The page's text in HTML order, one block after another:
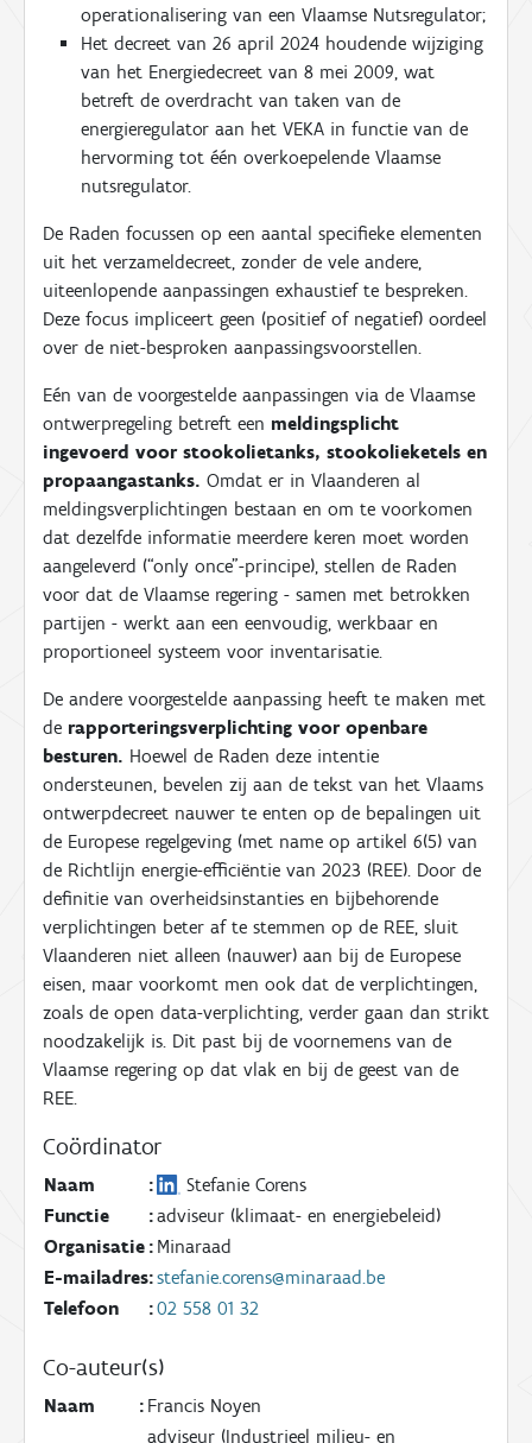
operationalisering van een Vlaamse Nutsregulator;
Het decreet van 26 april 2024 houdende wijziging
van het Energiedecreet van 8 mei 2009, wat
betreft de overdracht van taken van de
energieregulator aan het VEKA in functie van de
hervorming tot één overkoepelende Vlaamse
nutsregulator.
De Raden focussen op een aantal specifieke elementen
uit het verzameldecreet, zonder de vele andere,
uiteenlopende aanpassingen exhaustief te bespreken.
Deze focus impliceert geen (positief of negatief) oordeel
over de niet-besproken aanpassingsvoorstellen.
Eén van de voorgestelde aanpassingen via de Vlaamse
ontwerpregeling betreft een meldingsplicht
ingevoerd voor stookolietanks, stookolieketels en
propaangastanks. Omdat er in Vlaanderen al
meldingsverplichtingen bestaan en om te voorkomen
dat dezelfde informatie meerdere keren moet worden
aangeleverd (“only once”-principe), stellen de Raden
voor dat de Vlaamse regering - samen met betrokken
partijen - werkt aan een eenvoudig, werkbaar en
proportioneel systeem voor inventarisatie.
De andere voorgestelde aanpassing heeft te maken met
de rapporteringsverplichting voor openbare
besturen. Hoewel de Raden deze intentie
ondersteunen, bevelen zij aan de tekst van het Vlaams
ontwerpdecreet nauwer te enten op de bepalingen uit
de Europese regelgeving (met name op artikel 6(5) van
de Richtlijn energie-efficiëntie van 2023 (REE). Door de
definitie van overheidsinstanties en bijbehorende
verplichtingen beter af te stemmen op de REE, sluit
Vlaanderen niet alleen (nauwer) aan bij de Europese
eisen, maar voorkomt men ook dat de verplichtingen,
zoals de open data-verplichting, verder gaan dan strikt
noodzakelijk is. Dit past bij de voornemens van de
Vlaamse regering op dat vlak en bij de geest van de
REE.
Coördinator
:
Naam
Stefanie Corens
:
Functie
adviseur (klimaat- en energiebeleid)
:
Organisatie Minaraad
:
E-mailadres stefanie.corens@minaraad.be
:
Telefoon 02 558 01 32
Co-auteur(s)
:
Naam
Francis Noyen
adviseur (Industrieel milieu- en